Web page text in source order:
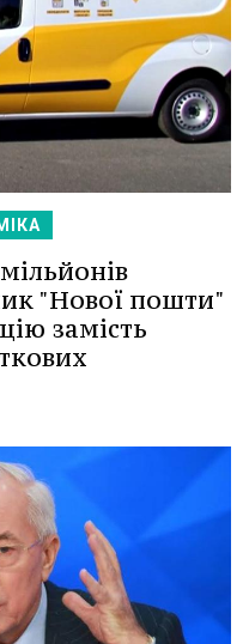
"Нової пошти"
замість